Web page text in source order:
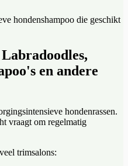
hondenshampoo die geschikt
en andere
hondenrassen.
vraagt om regelmatig
trimsalons: